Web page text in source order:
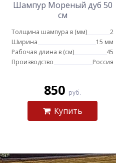
Шампур Мореный дуб 50
см
Толщина шампура в (мм)
2
Ширина
15 мм
Рабочая длина в (см)
45
Производство
Россия
850 руб.
Купить